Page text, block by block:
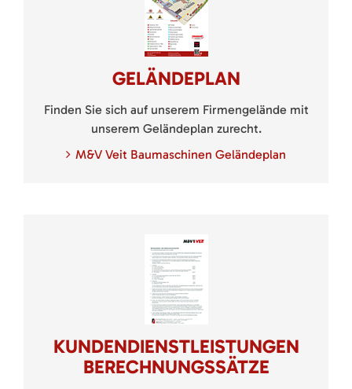
GELÄNDEPLAN
Finden Sie sich auf unserem Firmengelände mit
unserem Geländeplan zurecht.
M&V Veit Baumaschinen Geländeplan
KUNDENDIENSTLEISTUNGEN
BERECHNUNGSSÄTZE